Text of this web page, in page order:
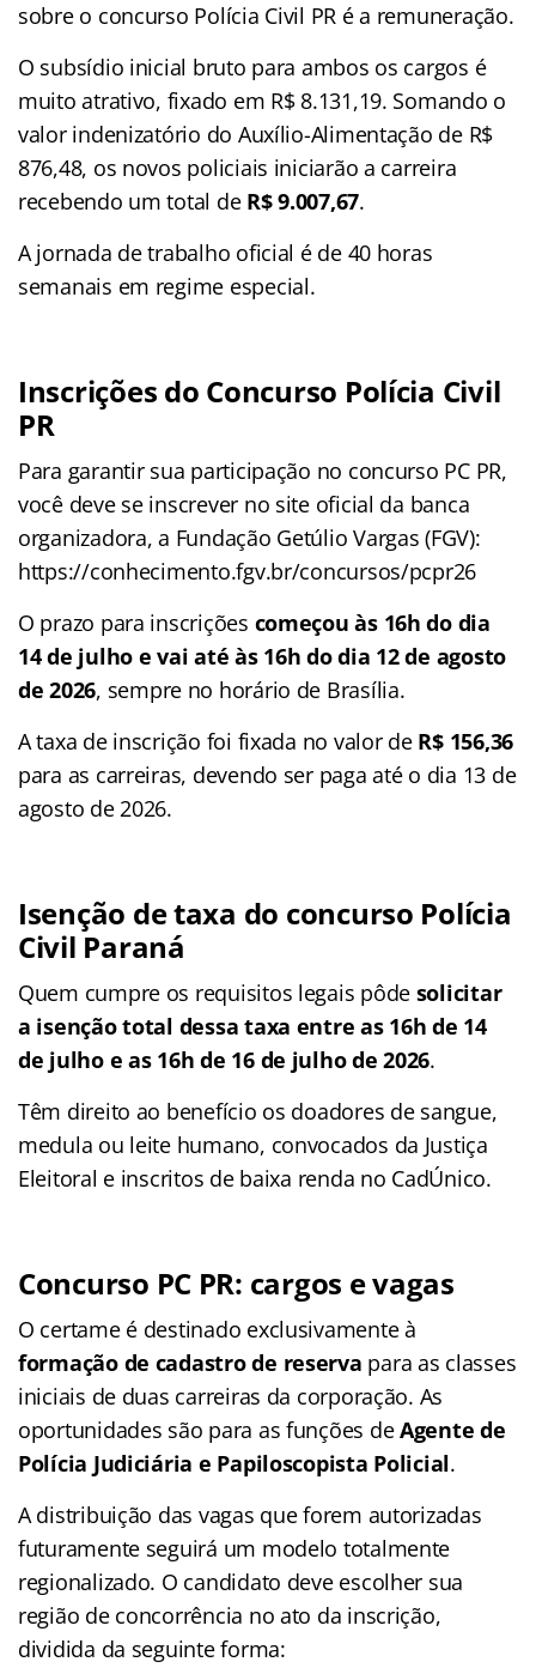
sobre o concurso Polícia Civil PR é a remuneração.
O subsídio inicial bruto para ambos os cargos é
muito atrativo, fixado em R$ 8.131,19. Somando o
valor indenizatório do Auxílio-Alimentação de R$
876,48, os novos policiais iniciarão a carreira
recebendo um total de R$ 9.007,67.
A jornada de trabalho oficial é de 40 horas
semanais em regime especial.
Inscrições do Concurso Polícia Civil
PR
Para garantir sua participação no concurso PC PR,
você deve se inscrever no site oficial da banca
organizadora, a Fundação Getúlio Vargas (FGV):
https://conhecimento.fgv.br/concursos/pcpr26
O prazo para inscrições começou às 16h do dia
14 de julho e vai até às 16h do dia 12 de agosto
de 2026, sempre no horário de Brasília.
A taxa de inscrição foi fixada no valor de R$ 156,36
para as carreiras, devendo ser paga até o dia 13 de
agosto de 2026.
Isenção de taxa do concurso Polícia
Civil Paraná
Quem cumpre os requisitos legais pôde solicitar
a isenção total dessa taxa entre as 16h de 14
de julho e as 16h de 16 de julho de 2026.
Têm direito ao benefício os doadores de sangue,
medula ou leite humano, convocados da Justiça
Eleitoral e inscritos de baixa renda no CadÚnico.
Concurso PC PR: cargos e vagas
O certame é destinado exclusivamente à
formação de cadastro de reserva para as classes
iniciais de duas carreiras da corporação. As
oportunidades são para as funções deAgente de
Polícia Judiciária e Papiloscopista Policial.
A distribuição das vagas que forem autorizadas
futuramente seguirá um modelo totalmente
regionalizado. O candidato deve escolher sua
região de concorrência no ato da inscrição,
dividida da seguinte forma: